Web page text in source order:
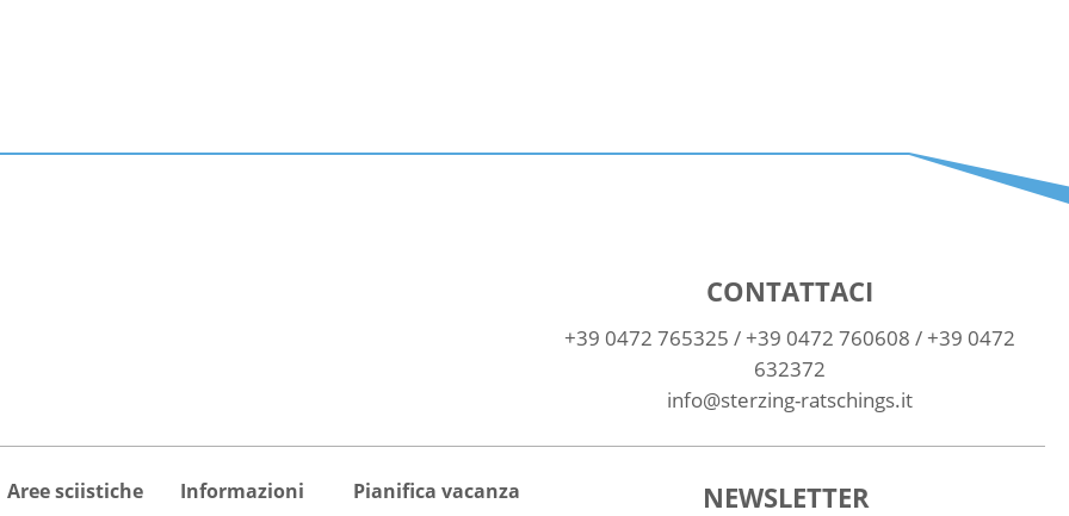
CONTATTACI
+39 0472 765325 / +39 0472 760608 / +39 0472
632372
info@sterzing-ratschings.it
Aree sciistiche Informazioni Pianifica vacanza NEWSLETTER